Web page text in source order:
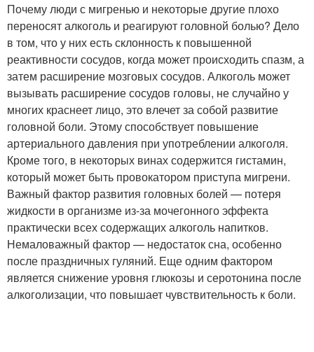
Почему люди с мигренью и некоторые другие плохо
переносят алкоголь и реагируют головной болью? Дело
в том, что у них есть склонность к повышенной
реактивности сосудов, когда может происходить спазм, а
затем расширение мозговых сосудов. Алкоголь может
вызывать расширение сосудов головы, не случайно у
многих краснеет лицо, это влечет за собой развитие
головной боли. Этому способствует повышение
артериального давления при употреблении алкоголя.
Кроме того, в некоторых винах содержится гистамин,
который может быть провокатором приступа мигрени.
Важный фактор развития головных болей — потеря
жидкости в организме из-за мочегонного эффекта
практически всех содержащих алкоголь напитков.
Немаловажный фактор — недостаток сна, особенно
после праздничных гуляний. Еще одним фактором
является снижение уровня глюкозы и серотонина после
алкоголизации, что повышает чувствительность к боли.